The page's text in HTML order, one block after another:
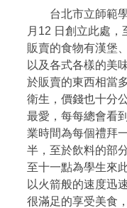
台北市立師範學
月12 日創立此處
販賣的食物有漢堡
以及各式各樣的美
於販賣的東西相當
衛生，價錢也十分
最愛，每每總會看
業時間為每個禮拜
半，至於飲料的部
至十一點為學生來
以火箭般的速度迅
很滿足的享受美食